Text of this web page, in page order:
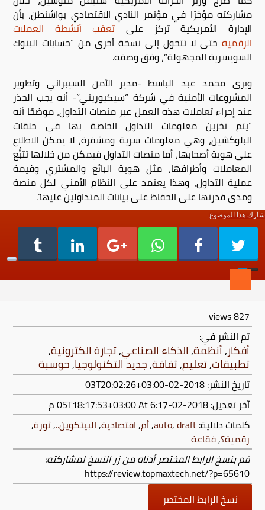
مشاركته مؤخرًا في مؤتمر النادي الاقتصادي بواشنطن، بأن
الإدارة الأمريكية تركز علىتعقب أنشطة العملات
الرقمية حتى لا تتحول إلى نسخة أخرى من “حسابات البنوك
السويسرية المجهولة”، وفق وصفه.
ويرى محمد عبد الباسط -مدير الأمن السيبراني وتطوير
المشروعات الأمنية في شركة “سيكيوريتي”- أنه يجب الحذر
عند إجراء تعاملات هذه العمل عبر منصات التداول، موضحًا أنه
“يتم تخزين معلومات التداول الخاصة بها في حلقات
البلوكشين، وهي معلومات سرية ومشفرة، لا يمكن الاطلاع
على هوية أصحابها، أما منصات التداول فيمكن من خلالها تتبُّع
المعاملات وأطرافها، مثل هوية البائع والمشتري وقيمة
عملية التداول، وهذا يعتمد على النظام الأمني لكل منصة
ومدى قدرتها على الحفاظ على بيانات المتداولين عليها”.
شارك هذا الموضوع
827
views
تم النشر في:
أفكار,أنظمة,الذكاء الصناعي,تجارة الكترونية,
تطبيقات,تعليم,ثقافة,جديد التكنولوجيا,حوسبة
تاريخ النشر: 2018-02-03T20:02:26+03:00
آخر تعديل:2018-02-05T18:17:53+03:00
At 6:17 م
كلمات دلالية:
auto,draft
,أم,اقتصادية,البيتكوين..,ثورة,
رقمية؟,فقاعة
قم بنسخ الرابط المختصر أدناه من زر النسخ لمشاركته:
https://review.topmaxtech.net/?p=65610
نسخ الرابط المختصر